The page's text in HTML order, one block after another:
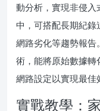
動分析，實現非侵
中，可搭配長期紀
網路劣化等趨勢報
術，能將原始數據
網路設定以實現最佳
實戰教學：